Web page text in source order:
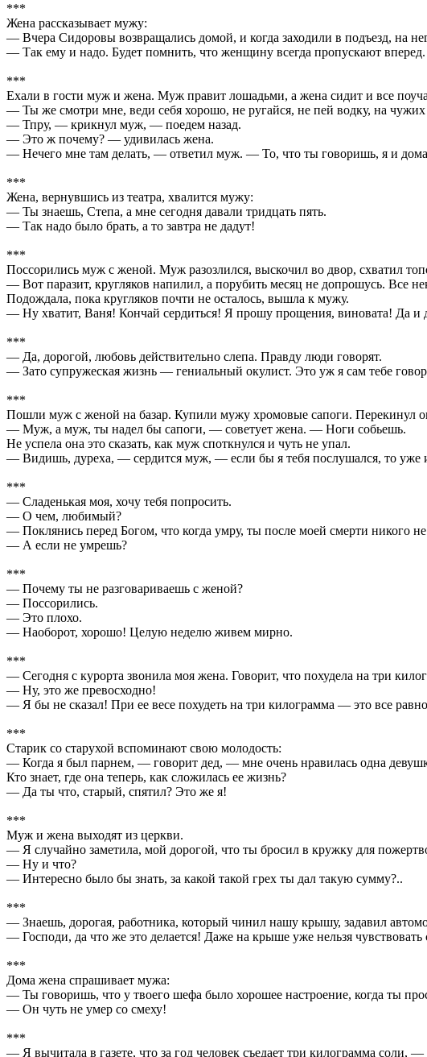
***
Жена рассказывает мужу:
— Вчера Сидоровы возвращались домой, и когда заходили в подъезд, на
— Так ему и надо. Будет помнить, что женщину всегда пропускают вперед.
***
Ехали в гости муж и жена. Муж правит лошадьми, а жена сидит и все
— Ты же смотри мне, веди себя хорошо, не ругайся, не пей водку, на
— Тпру, — крикнул муж, — поедем назад.
— Это ж почему? — удивилась жена.
— Нечего мне там делать, — ответил муж. — То, что ты говоришь, я и
***
Жена, вернувшись из театра, хвалится мужу:
— Ты знаешь, Степа, а мне сегодня давали тридцать пять.
— Так надо было брать, а то завтра не дадут!
***
Поссорились муж с женой. Муж разозлился, выскочил во двор, схватил
— Вот паразит, кругляков напилил, а порубить месяц не допрошусь. Все
Подождала, пока кругляков почти не осталось, вышла к мужу.
— Ну хватит, Ваня! Кончай сердиться! Я прошу прощения, виновата! Да и
***
— Да, дорогой, любовь действительно слепа. Правду люди говорят.
— Зато супружеская жизнь — гениальный окулист. Это уж я сам тебе
***
Пошли муж с женой на базар. Купили мужу хромовые сапоги. Перекинул
— Муж, а муж, ты надел бы сапоги, — советует жена. — Ноги собьешь.
Не успела она это сказать, как муж споткнулся и чуть не упал.
— Видишь, дуреха, — сердится муж, — если бы я тебя послушался, то уже и
***
— Сладенькая моя, хочу тебя попросить.
— О чем, любимый?
— Поклянись перед Богом, что когда умру, ты после моей смерти никого
— А если не умрешь?
***
— Почему ты не разговариваешь с женой?
— Поссорились.
— Это плохо.
— Наоборот, хорошо! Целую неделю живем мирно.
***
— Сегодня с курорта звонила моя жена. Говорит, что похудела на три
— Ну, это же превосходно!
— Я бы не сказал! При ее весе похудеть на три килограмма — это все
***
Старик со старухой вспоминают свою молодость:
— Когда я был парнем, — говорит дед, — мне очень нравилась одна
Кто знает, где она теперь, как сложилась ее жизнь?
— Да ты что, старый, спятил? Это же я!
***
Муж и жена выходят из церкви.
— Я случайно заметила, мой дорогой, что ты бросил в кружку для
— Ну и что?
— Интересно было бы знать, за какой такой грех ты дал такую сумму?..
***
— Знаешь, дорогая, работника, который чинил нашу крышу, задавил
— Господи, да что же это делается! Даже на крыше уже нельзя чувствовать
***
Дома жена спрашивает мужа:
— Ты говоришь, что у твоего шефа было хорошее настроение, когда ты
— Он чуть не умер со смеху!
***
— Я вычитала в газете, что за год человек съедает три килограмма соли,